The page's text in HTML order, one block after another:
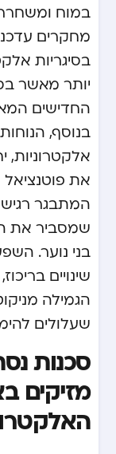
במוח
מחקרים
בסיגריות
יותר מאשר
החדישים
בנוסף,
אלקטרוניות,
את פוטנציאל
המתבגר רגיש
שמסביר את
בני נוער.
שינויים
הגמילה
שעלולים
סכנות
מזיקים